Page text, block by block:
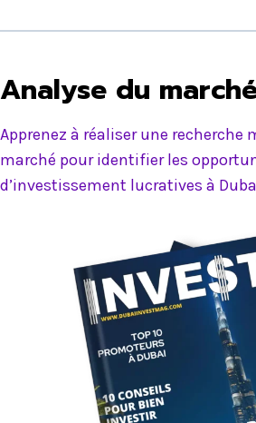
Analyse du
Apprenez à réaliser une recherche
marché pour identifier les
d’investissement lucratives à